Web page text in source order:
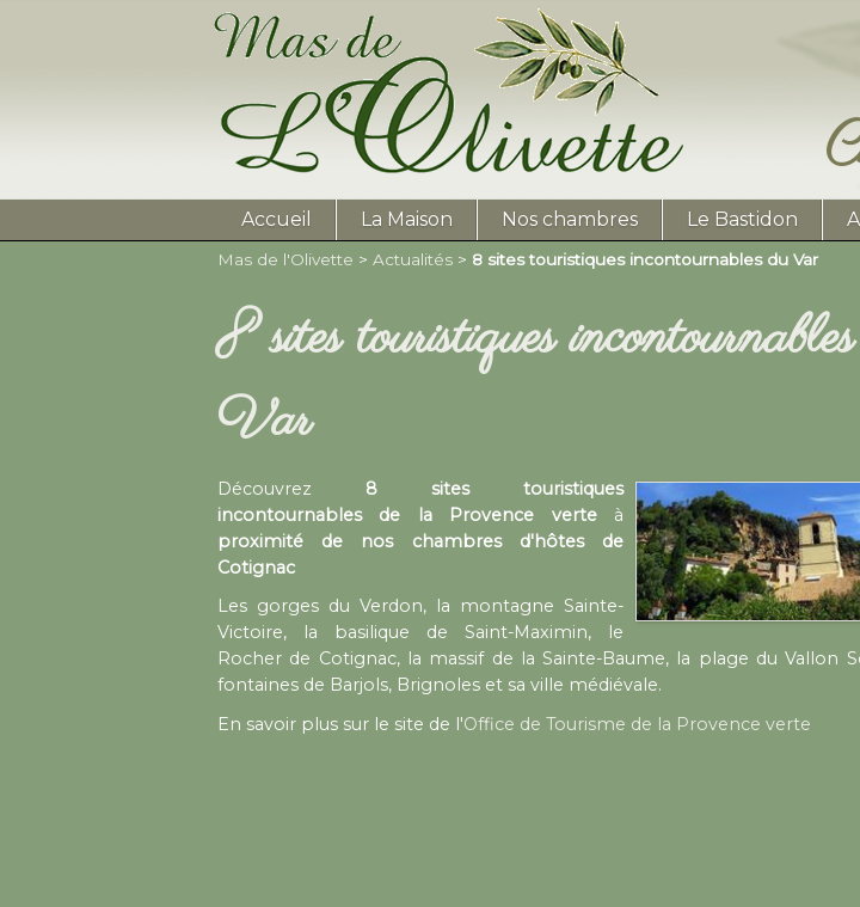
Accueil La Maison Nos chambres Le Bastidon
Mas de l'Olivette > Actualités > 8 sites touristiques incontournables du Var
8 sites touristiques
Var
Découvrez 8 sites touristiques
incontournables de la Provence verteà
proximité de nos chambres d'hôtes de
Cotignac
Les gorges du Verdon, la montagne Sainte-
Victoire, la basilique de Saint-Maximin, le
Rocher de Cotignac, la massif de la Sainte-Baume, la plage du Vallon
fontaines de Barjols, Brignoles et sa ville médiévale.
En savoir plus sur le site de l'Office de Tourisme de la Provence verte